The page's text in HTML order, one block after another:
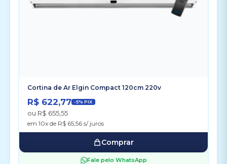
Cortina de Ar Elgin Compact 120cm 220v
R$ 622,77 -5% PIX
ou R$ 655,55
em 10x de R$ 65,56 s/ juros
Comprar
Fale pelo WhatsApp